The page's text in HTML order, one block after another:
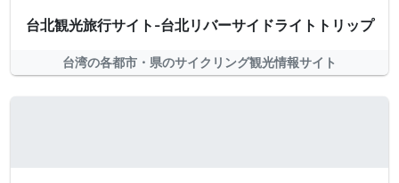
台北観光旅行サイト-台北リバーサイドライトトリップ
台湾の各都市・県のサイクリング観光情報サイト